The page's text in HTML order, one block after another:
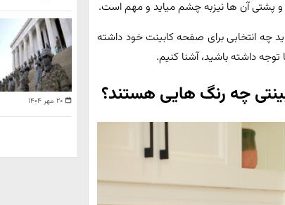
و پشتی آن ها نیزبه چشم میاید و مهم است.
چه انتخابی برای صفحه کابینت خود داشته
توجه داشته باشید، آشنا کنیم.
چه رنگ هایی هستند؟ ۲۰ مهر ۱۴۰۴